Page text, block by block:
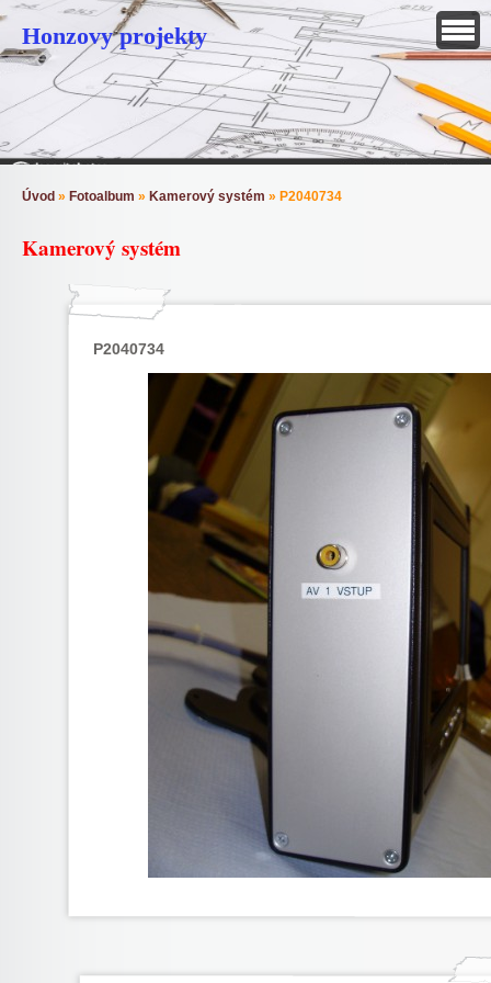
Honzovy projekty
Úvod » Fotoalbum » Kamerový systém » P2040734
Kamerový systém
P2040734